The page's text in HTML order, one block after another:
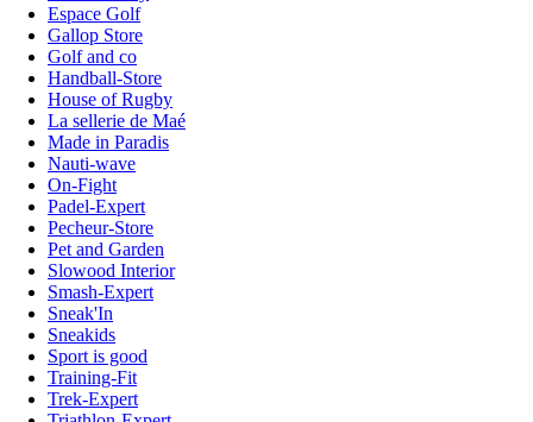
Espace Golf
Gallop Store
Golf and co
Handball-Store
House of Rugby
La sellerie de Maé
Made in Paradis
Nauti-wave
On-Fight
Padel-Expert
Pecheur-Store
Pet and Garden
Slowood Interior
Smash-Expert
Sneak'In
Sneakids
Sport is good
Training-Fit
Trek-Expert